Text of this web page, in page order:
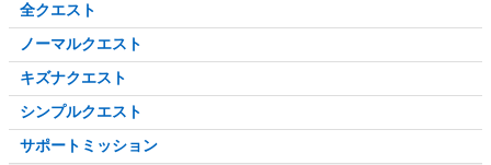
全クエスト
ノーマルクエスト
キズナクエスト
シンプルクエスト
サポートミッション